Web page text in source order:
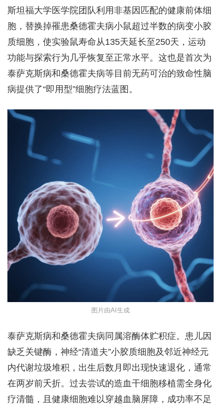
斯坦福大学医学院团队利用非基因匹配的健康前体细
胞，替换掉罹患桑德霍夫病小鼠超过半数的病变小胶
质细胞，使实验鼠寿命从135天延长至250天，运动
功能与探索行为几乎恢复至正常水平。这也是首次为
泰萨克斯病和桑德霍夫病等目前无药可治的致命性脑
病提供了“即用型”细胞疗法蓝图。
图片由AI生成
泰萨克斯病和桑德霍夫病同属溶酶体贮积症。患儿因
缺乏关键酶，神经“清道夫”小胶质细胞及邻近神经元
内代谢垃圾堆积，出生后数月即出现快速退化，通常
在两岁前夭折。过去尝试的造血干细胞移植需全身化
疗清髓，且健康细胞难以穿越血脑屏障，成功率不足